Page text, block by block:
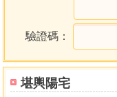
堪輿陽宅
第二節 論斷憑藉
第三節 形象的義涵
第四節 任何景象或起
第五節 從易經談形象
驗證碼：